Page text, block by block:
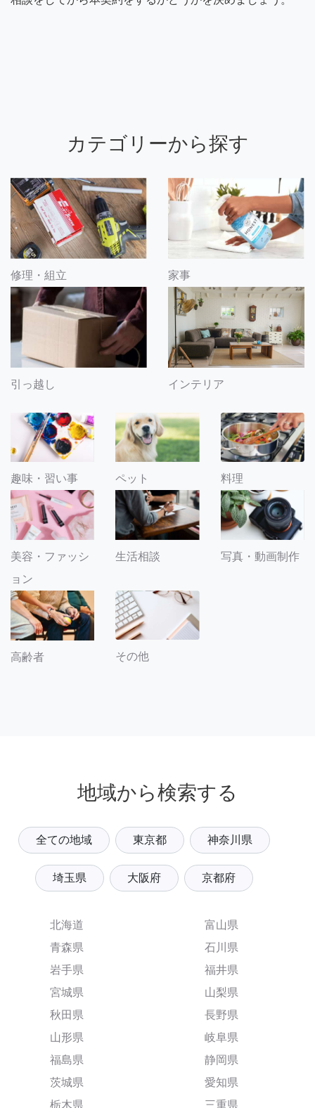
カテゴリーから探す
修理・組立 家事
引っ越し インテリア
趣味・習い事 ペット 料理
美容・ファッシ
ョン
生活相談 写真・動画制作
高齢者 その他
地域から検索する
全ての地域 東京都 神奈川県
埼玉県 大阪府 京都府
北海道
青森県
岩手県
宮城県
秋田県
山形県
福島県
茨城県
栃木県
富山県
石川県
福井県
山梨県
長野県
岐阜県
静岡県
愛知県
三重県